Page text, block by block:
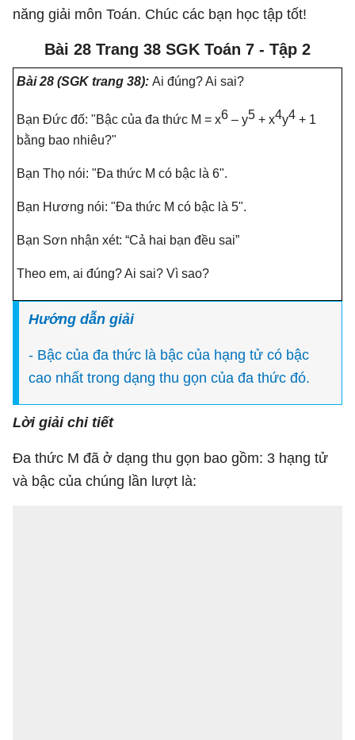
năng giải môn Toán. Chúc các bạn học tập tốt!
Bài 28 Trang 38 SGK Toán 7 - Tập 2
Bài 28 (SGK trang 38): Ai đúng? Ai sai?
Bạn Đức đố: "Bậc của đa thức M = x6 – y5 + x4y4 + 1
bằng bao nhiêu?"
Bạn Thọ nói: "Đa thức M có bậc là 6".
Bạn Hương nói: "Đa thức M có bậc là 5".
Bạn Sơn nhận xét: “Cả hai bạn đều sai”
Theo em, ai đúng? Ai sai? Vì sao?
Hướng dẫn giải
- Bậc của đa thức là bậc của hạng tử có bậc
cao nhất trong dạng thu gọn của đa thức đó.
Lời giải chi tiết
Đa thức M đã ở dạng thu gọn bao gồm: 3 hạng tử
và bậc của chúng lần lượt là: